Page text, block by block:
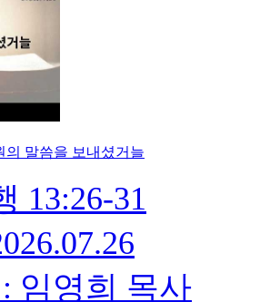
의 말씀을 보내셨거늘
13:26-31
임영희 목사